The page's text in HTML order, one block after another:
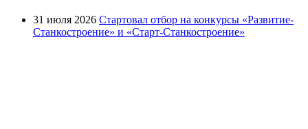
31 июля 2026 Стартовал отбор на конкурсы «Развитие-
Станкостроение» и «Старт-Станкостроение»